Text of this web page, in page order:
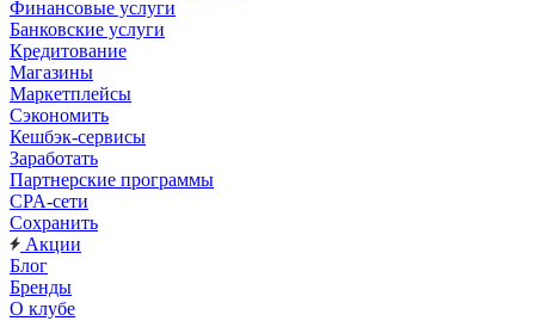
Финансовые услуги
Банковские услуги
Кредитование
Магазины
Маркетплейсы
Сэкономить
Кешбэк-сервисы
Заработать
Партнерские программы
CPA-сети
Сохранить
Акции
Блог
Бренды
О клубе